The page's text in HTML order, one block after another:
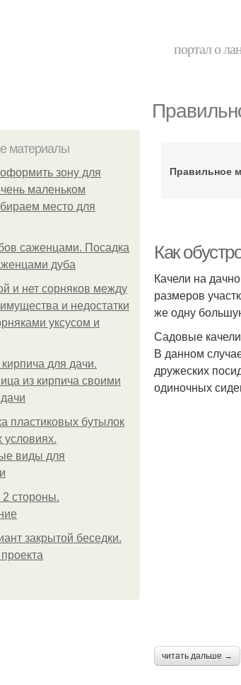
портал о
материалы
зону для
маленьком
место для
саженцами. Посадка
дуба
и нет сорняков между
и недостатки
уксусом и
для дачи.
из кирпича своими
пластиковых бутылок
виды для
стороны.
закрытой беседки.
Правильное
Как
Качели на
размеров
же одну
Садовые
В данном
дружеских
одиночных
читать дальше →